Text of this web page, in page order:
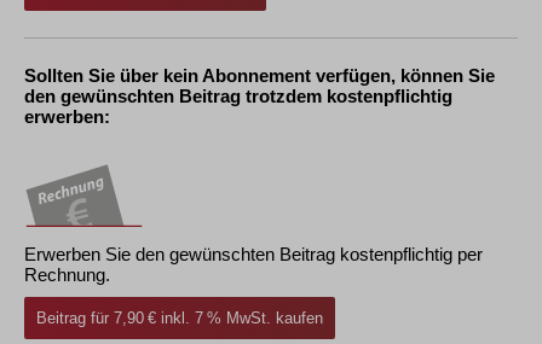
Sollten Sie über kein Abonnement verfügen, können Sie
den gewünschten Beitrag trotzdem kostenpflichtig
erwerben:
Erwerben Sie den gewünschten Beitrag kostenpflichtig per
Rechnung.
Beitrag für 7,90 € inkl. 7 % MwSt. kaufen